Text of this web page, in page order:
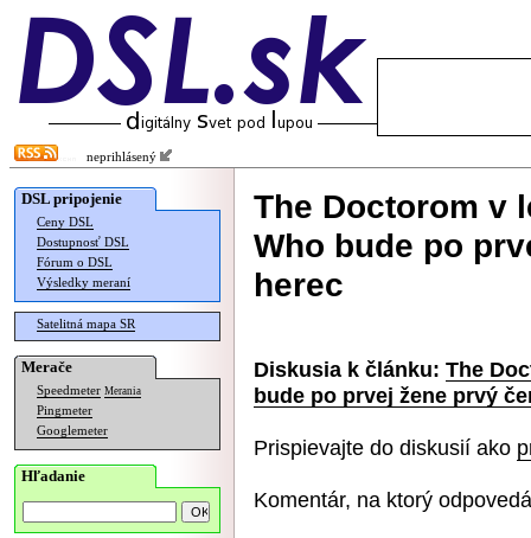
neprihlásený
DSL pripojenie
Ceny DSL
Dostupnosť DSL
Fórum o DSL
Výsledky meraní
Satelitná mapa SR
Merače
Speedmeter Merania
Pingmeter
Googlemeter
Hľadanie
The Doctorom v
Who bude po
herec
Diskusia k článku: The
bude po prvej žene prvý
Prispievajte do diskusií ako
Komentár, na ktorý